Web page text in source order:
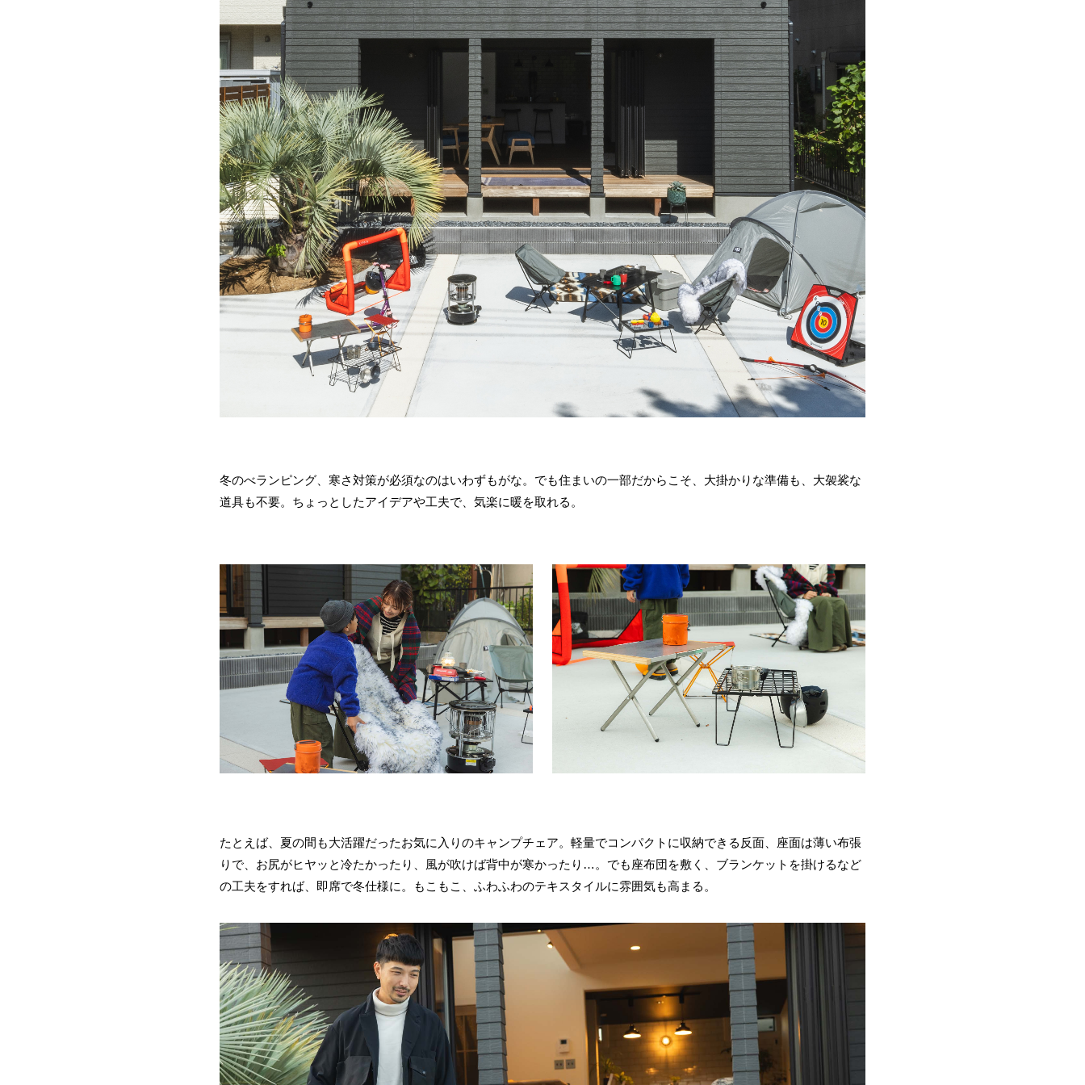
冬のべランピング、寒さ対策が必須なのはいわずもがな。でも住まいの一部だからこそ、大掛かりな準備も、大袈裟な
道具も不要。ちょっとしたアイデアや工夫で、気楽に暖を取れる。
たとえば、夏の間も大活躍だったお気に入りのキャンプチェア。軽量でコンパクトに収納できる反面、座面は薄い布張
りで、お尻がヒヤッと冷たかったり、風が吹けば背中が寒かったり…。でも座布団を敷く、ブランケットを掛けるなど
の工夫をすれば、即席で冬仕様に。もこもこ、ふわふわのテキスタイルに雰囲気も高まる。